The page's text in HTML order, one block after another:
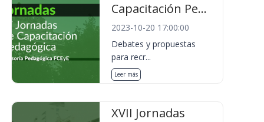
Capacitación Pe...
2023-10-20 17:00:00
Debates y propuestas
para recr...
Leer más
XVII Jornadas